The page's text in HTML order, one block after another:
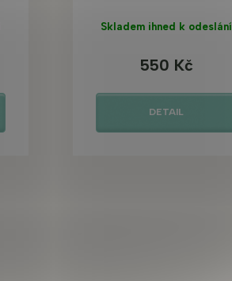
Skladem ihned k odeslání
550 Kč
DETAIL